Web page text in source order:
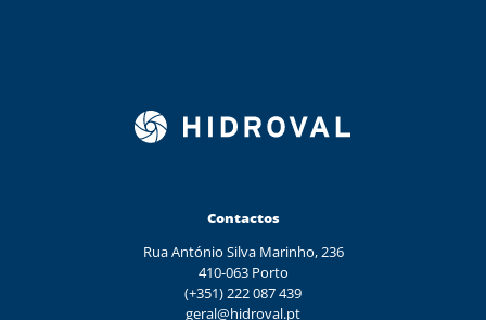
Contactos
Rua António Silva Marinho, 236
410-063 Porto
(+351) 222 087 439
geral@hidroval.pt